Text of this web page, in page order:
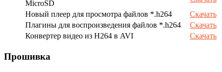
MicroSD
Новый плеер для просмотра файлов *.h264
Скачать
Плагины для воспроизведения файлов *.h264
Скачать
Конвертер видео из H264 в AVI
Скачать
Прошивка